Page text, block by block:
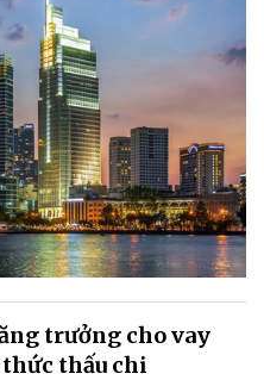
trưởng cho vay
thấu chi